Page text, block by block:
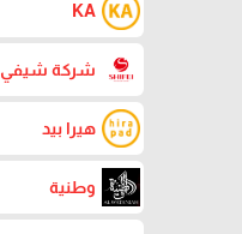
KA
شركة شيفي
هيرا بيد
وطنية